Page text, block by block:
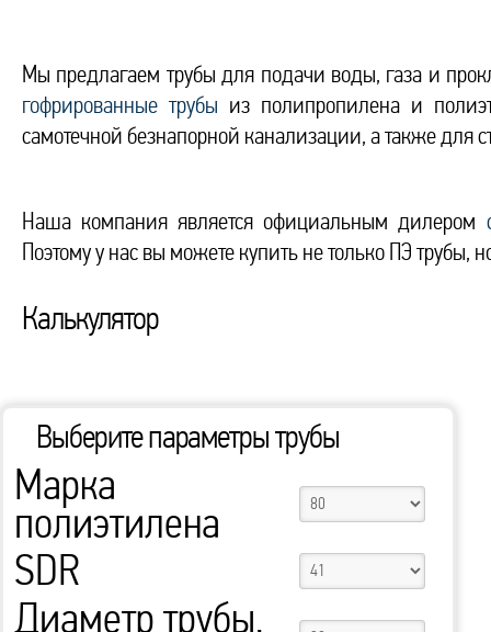
Мы предлагаем трубы для подачи воды, газа и
гофрированные трубы из полипропилена и
самотечной безнапорной канализации, а также для
Наша компания является официальным дилером
Поэтому у нас вы можете купить не только ПЭ
Калькулятор
Выберите параметры трубы
Марка
полиэтилена
SDR
Диаметр трубы,